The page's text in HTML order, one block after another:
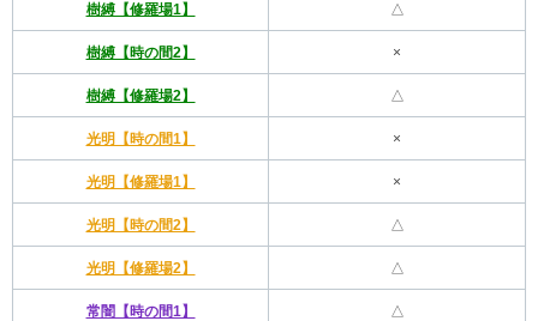
樹縛【修羅場1】 △
樹縛【時の間2】 ×
樹縛【修羅場2】 △
光明【時の間1】 ×
光明【修羅場1】 ×
光明【時の間2】 △
光明【修羅場2】 △
常闇【時の間1】 △